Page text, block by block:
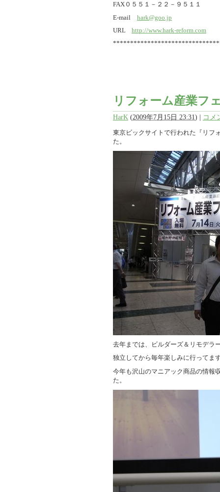
FAX０５５１－２２－９５１１
E-mail hark@goo.jp
URL http://www.hark-reform.com
リフォーム産業フ
HarK (2009年7月15日 23:31) | コメ
東京ビックサイトで行われた『リ
た。
去年までは、ビルダーズ＆リモデラ
独立してから毎年楽しみに行ってま
今年も沢山のマニアック商品の情報
た。